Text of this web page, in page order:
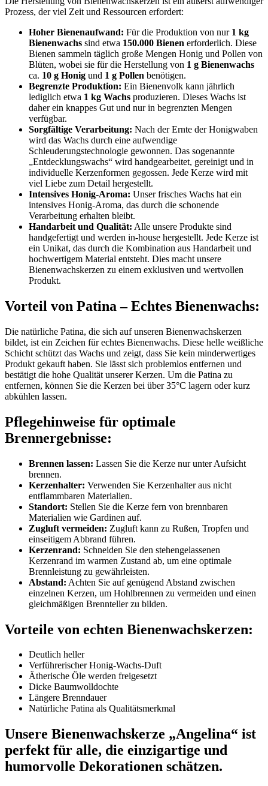
Prozess, der viel Zeit und Ressourcen erfordert:
Hoher Bienenaufwand: Für die Produktion von nur 1 kg
Bienenwachs sind etwa 150.000 Bienen erforderlich. Diese
Bienen sammeln täglich große Mengen Honig und Pollen von
Blüten, wobei sie für die Herstellung von 1 g Bienenwachs
ca. 10 g Honig und 1 g Pollen benötigen.
Begrenzte Produktion: Ein Bienenvolk kann jährlich
lediglich etwa 1 kg Wachs produzieren. Dieses Wachs ist
daher ein knappes Gut und nur in begrenzten Mengen
verfügbar.
Sorgfältige Verarbeitung: Nach der Ernte der Honigwaben
wird das Wachs durch eine aufwendige
Schleuderungstechnologie gewonnen. Das sogenannte
„Entdecklungswachs“ wird handgearbeitet, gereinigt und in
individuelle Kerzenformen gegossen. Jede Kerze wird mit
viel Liebe zum Detail hergestellt.
Intensives Honig-Aroma: Unser frisches Wachs hat ein
intensives Honig-Aroma, das durch die schonende
Verarbeitung erhalten bleibt.
Handarbeit und Qualität: Alle unsere Produkte sind
handgefertigt und werden in-house hergestellt. Jede Kerze ist
ein Unikat, das durch die Kombination aus Handarbeit und
hochwertigem Material entsteht. Dies macht unsere
Bienenwachskerzen zu einem exklusiven und wertvollen
Produkt.
Vorteil von Patina – Echtes Bienenwachs:
Die natürliche Patina, die sich auf unseren Bienenwachskerzen
bildet, ist ein Zeichen für echtes Bienenwachs. Diese helle weißliche
Schicht schützt das Wachs und zeigt, dass Sie kein minderwertiges
Produkt gekauft haben. Sie lässt sich problemlos entfernen und
bestätigt die hohe Qualität unserer Kerzen. Um die Patina zu
entfernen, können Sie die Kerzen bei über 35°C lagern oder kurz
abkühlen lassen.
Pflegehinweise für optimale
Brennergebnisse:
Brennen lassen: Lassen Sie die Kerze nur unter Aufsicht
brennen.
Kerzenhalter: Verwenden Sie Kerzenhalter aus nicht
entflammbaren Materialien.
Standort: Stellen Sie die Kerze fern von brennbaren
Materialien wie Gardinen auf.
Zugluft vermeiden: Zugluft kann zu Rußen, Tropfen und
einseitigem Abbrand führen.
Kerzenrand: Schneiden Sie den stehengelassenen
Kerzenrand im warmen Zustand ab, um eine optimale
Brennleistung zu gewährleisten.
Abstand: Achten Sie auf genügend Abstand zwischen
einzelnen Kerzen, um Hohlbrennen zu vermeiden und einen
gleichmäßigen Brennteller zu bilden.
Vorteile von echten Bienenwachskerzen:
Deutlich heller
Verführerischer Honig-Wachs-Duft
Ätherische Öle werden freigesetzt
Dicke Baumwoll­dochte
Längere Brenndauer
Natürliche Patina als Qualitätsmerkmal
Unsere Bienenwachskerze „Angelina“ ist
perfekt für alle, die einzigartige und
humorvolle Dekorationen schätzen.